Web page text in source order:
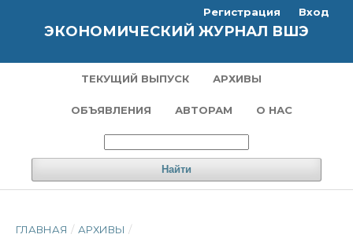
ЭКОНОМИЧЕСКИЙ ЖУРНАЛ ВШЭ
ТЕКУЩИЙ ВЫПУСК АРХИВЫ
ОБЪЯВЛЕНИЯ АВТОРАМ О НАС
Найти
Регистрация Вход
ГЛАВНАЯ / АРХИВЫ /